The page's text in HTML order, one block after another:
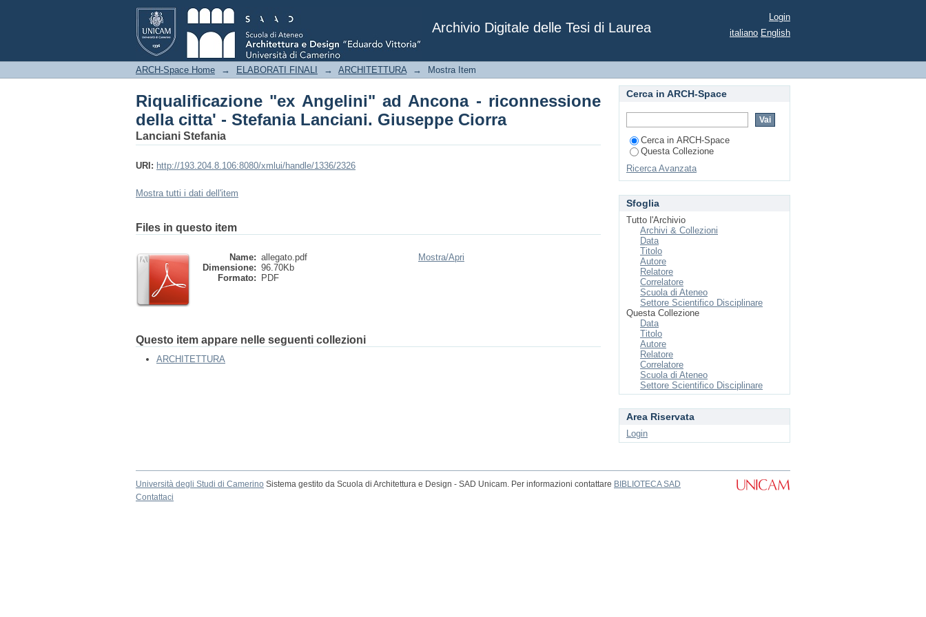
Archivio Digitale delle Tesi di Laurea
Riqualificazione "ex Angelini" ad Ancona - riconnessione della citta' - Stefania
Lanciani. Giuseppe Ciorra
Login
italiano English
ARCH-Space Home → ELABORATI FINALI → ARCHITETTURA → Mostra Item
Riqualificazione "ex Angelini" ad Ancona - riconnessione
della citta' - Stefania Lanciani. Giuseppe Ciorra
Lanciani Stefania
URI: http://193.204.8.106:8080/xmlui/handle/1336/2326
Mostra tutti i dati dell'item
Files in questo item
Name: allegato.pdf
Dimensione: 96.70Kb
Formato:
PDF
Mostra/Apri
Questo item appare nelle seguenti collezioni
ARCHITETTURA
Cerca in ARCH-Space
Cerca in ARCH-Space
Questa Collezione
Ricerca Avanzata
Sfoglia
Tutto l'Archivio
Archivi & Collezioni
Data
Titolo
Autore
Relatore
Correlatore
Scuola di Ateneo
Settore Scientifico Disciplinare
Questa Collezione
Data
Titolo
Autore
Relatore
Correlatore
Scuola di Ateneo
Settore Scientifico Disciplinare
Area Riservata
Login
Università degli Studi di Camerino Sistema gestito da Scuola di Architettura e Design - SAD Unicam. Per informazioni contattare BIBLIOTECA SAD
Contattaci